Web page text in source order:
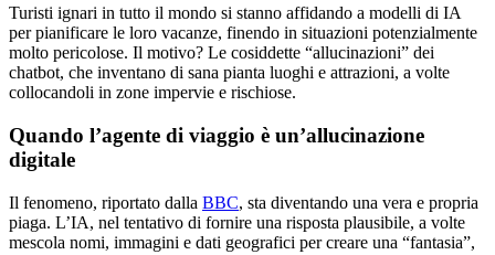
Turisti ignari in tutto il mondo si stanno affidando a modelli di IA
per pianificare le loro vacanze, finendo in situazioni potenzialmente
molto pericolose. Il motivo? Le cosiddette “allucinazioni” dei
chatbot, che inventano di sana pianta luoghi e attrazioni, a volte
collocandoli in zone impervie e rischiose.
Quando l’agente di viaggio è un’allucinazione
digitale
Il fenomeno, riportato dalla BBC, sta diventando una vera e propria
piaga. L’IA, nel tentativo di fornire una risposta plausibile, a volte
mescola nomi, immagini e dati geografici per creare una “fantasia”,